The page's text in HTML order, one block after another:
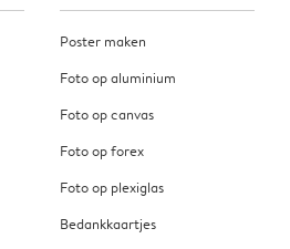
Poster maken
Foto op aluminium
Foto op canvas
Foto op forex
Foto op plexiglas
Bedankkaartjes